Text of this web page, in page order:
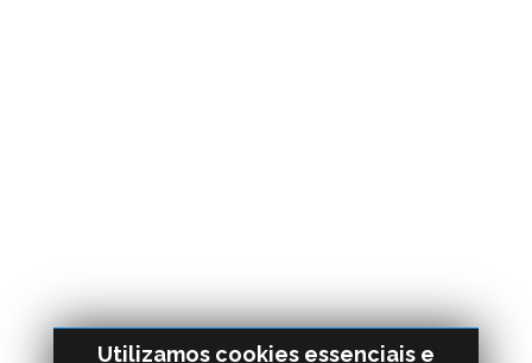
Utilizamos cookies essenciais e